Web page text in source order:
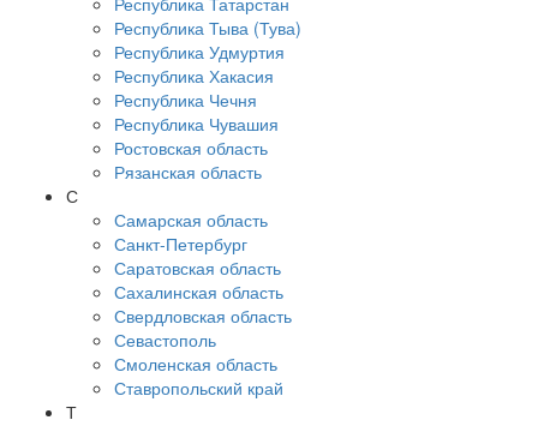
Республика Тыва (Тува)
Республика Удмуртия
Республика Хакасия
Республика Чечня
Республика Чувашия
Ростовская область
Рязанская область
С
Самарская область
Санкт-Петербург
Саратовская область
Сахалинская область
Свердловская область
Севастополь
Смоленская область
Ставропольский край
Т